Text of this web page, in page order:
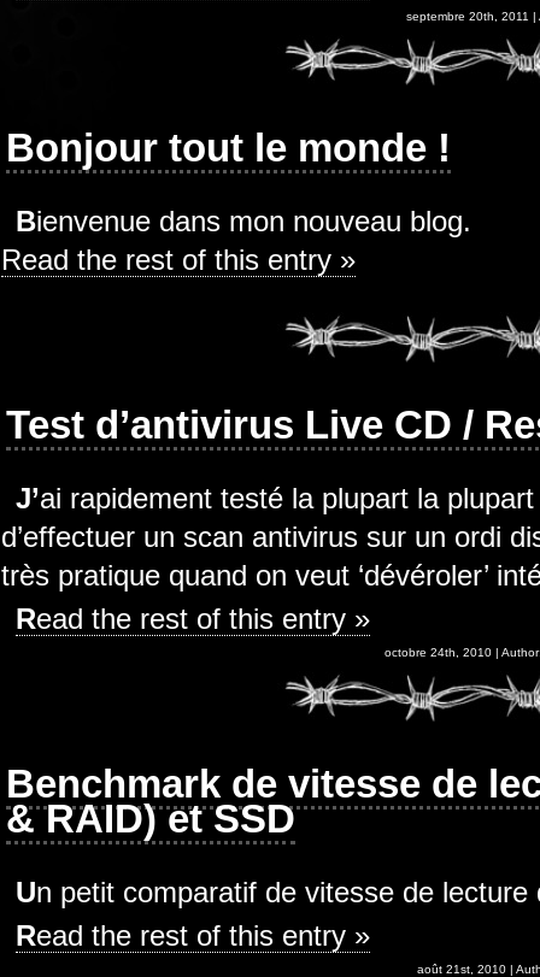
septembre 20th, 2011
Bonjour tout le monde !
Bienvenue dans mon nouveau blog.
Read the rest of this entry »
Test d’antivirus Live CD /
J’ai rapidement testé la plupart la plupart des Live CD gratuit permettant
d’effectuer un scan antivirus sur un ordi
très pratique quand on veut ‘dévéroler’
Read the rest of this entry »
octobre 24th, 2010 |
Benchmark de vitesse de
& RAID) et SSD
Un petit comparatif de vitesse de
Read the rest of this entry »
août 21st, 2010 |